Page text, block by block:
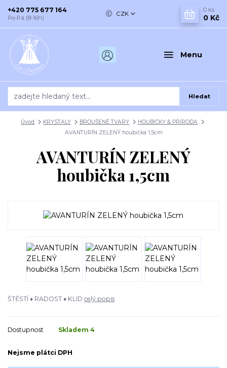
Menu
CZK
Hledat
+420 775 677 164
Po-Pá (8-16h)
0 ks
0 Kč
Úvod KRYSTALY BROUŠENÉ TVARY
HOUBIČKY & PŘÍRODA
AVANTURÍN ZELENÝ houbička 1,5cm
AVANTURÍN ZELENÝ
houbička 1,5cm
ŠTĚSTÍ ♦ RADOST ♦ KLID celý popis
Dostupnost Skladem 4
Nejsme plátci DPH